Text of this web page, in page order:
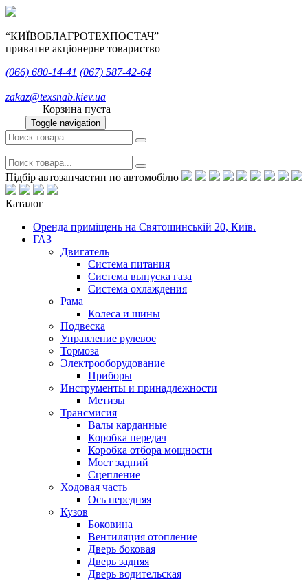
“КИЇВОБЛАГРОТЕХПОСТАЧ”
приватне акціонерне товариство
(066) 680-14-41 (067) 587-42-64
zakaz@texsnab.kiev.ua
Корзина пуста
Toggle navigation
Підбір автозапчастин по автомобілю
Каталог
Оренда приміщень на Святошинській 20, Київ.
ГАЗ
Двигатель
Система питания
Система выпуска газа
Система охлаждения
Рама
Колеса и шины
Подвеска
Управление рулевое
Тормоза
Электрооборудование
Приборы
Инструменты и принадлежности
Метизы
Трансмисия
Валы карданные
Коробка передач
Коробка отбора мощности
Мост задний
Сцепление
Ходовая часть
Ось передняя
Кузов
Боковина
Вентиляция отопление
Дверь боковая
Дверь задняя
Дверь водительская